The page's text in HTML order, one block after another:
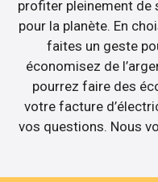
profiter pleinement de
pour la planète. En
faites un geste
économisez de
pourrez faire des
votre facture
vos questions. Nous